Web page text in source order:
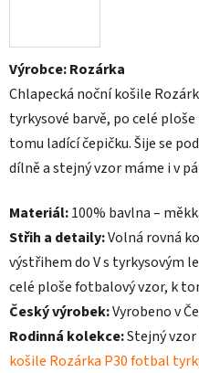
Výrobce: Rozárka
Chlapecká noční košile
tyrkysové barvě, po celé
tomu ladící čepičku. Šije se
dílně a stejný vzor máme i v
Materiál:100% bavlna –
Střih a detaily:Volná rovná
výstřihem do V s tyrkysovým
celé ploše fotbalový vzor, k
Český výrobek:Vyrobeno v
Rodinná kolekce:Stejný
košile Rozárka P30 fotbal